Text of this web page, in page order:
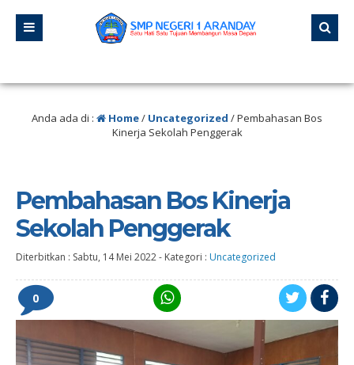
Anda ada di : Home/ Uncategorized /Pembahasan Bos
Kinerja Sekolah Penggerak
Pembahasan Bos Kinerja
Sekolah Penggerak
Diterbitkan : Sabtu, 14 Mei 2022- Kategori : Uncategorized
0